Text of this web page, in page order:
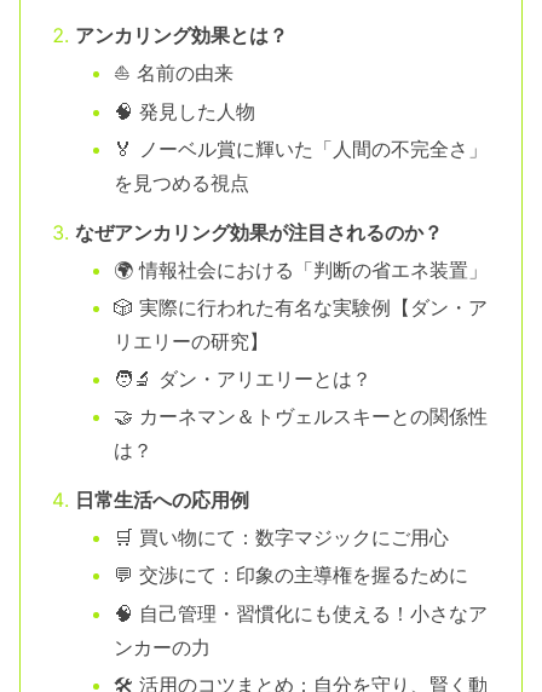
アンカリング効果とは？
⛵ 名前の由来
🧠 発見した人物
🏅 ノーベル賞に輝いた「人間の不完全さ」
を見つめる視点
なぜアンカリング効果が注目されるのか？
🌍 情報社会における「判断の省エネ装置」
🎲 実際に行われた有名な実験例【ダン・ア
リエリーの研究】
🧑‍🔬 ダン・アリエリーとは？
🤝 カーネマン＆トヴェルスキーとの関係性
は？
日常生活への応用例
🛒 買い物にて：数字マジックにご用心
💬 交渉にて：印象の主導権を握るために
🧠 自己管理・習慣化にも使える！小さなア
ンカーの力
🛠 活用のコツまとめ：自分を守り、賢く動